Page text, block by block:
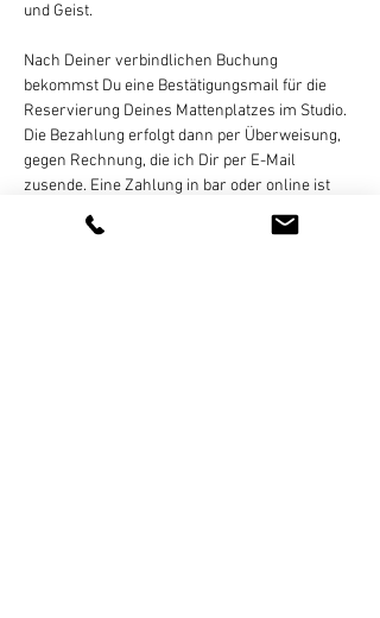
und Geist.
Nach Deiner verbindlichen Buchung
bekommst Du eine Bestätigungsmail für die
Reservierung Deines Mattenplatzes im Studio.
Die Bezahlung erfolgt dann per Überweisung,
gegen Rechnung, die ich Dir per E-Mail
zusende. Eine Zahlung in bar oder online ist
nicht möglich! Eine Stornierung des gebuchten
Termins ist bis
24 Stunden vor Kursbeginn